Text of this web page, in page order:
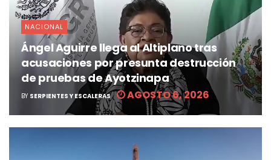
NACIONAL
Ángel Aguirre llega al Altiplano tras
acusaciones por presunta destrucción
de pruebas de Ayotzinapa
BY SERPIENTES Y ESCALERAS AGOSTO 6, 2026